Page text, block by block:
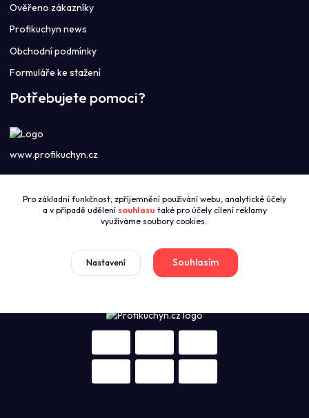
Ověřeno zákazníky
Profikuchyn news
Obchodní podmínky
Formuláře ke stažení
Potřebujete pomoci?
www.profikuchyn.cz
+420774421626
(Po-Pá 8:00-16:00)
sales@profikuchyn.cz
Pro základní funkčnost, zpříjemnění používání webu, analytické účely
a v případě udělení souhlasu také pro účely cílení reklamy
využíváme soubory cookies.
Nastavení Souhlasím